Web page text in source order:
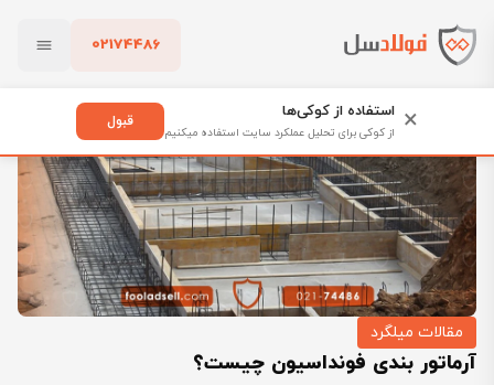
02174486
پاک کردن
فولادسل
مقالات میلگرد
آرماتور بندی فونداسیون چیست؟
× استفاده از کوکی‌ها
از کوکی برای تحلیل عملکرد سایت استفاده میکنیم
قبول